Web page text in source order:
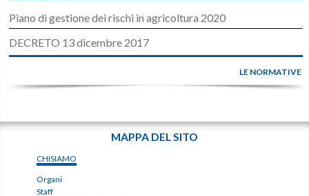
Piano di gestione dei rischi in agricoltura 2020
DECRETO 13 dicembre 2017
LE NORMATIVE
MAPPA DEL SITO
CHISIAMO
Organi
Staff